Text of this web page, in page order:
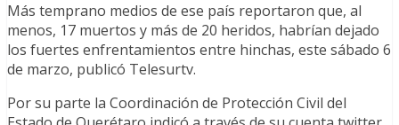
Más temprano medios de ese país reportaron que, al
menos, 17 muertos y más de 20 heridos, habrían dejado
los fuertes enfrentamientos entre hinchas, este sábado 6
de marzo, publicó Telesurtv.
Por su parte la Coordinación de Protección Civil del